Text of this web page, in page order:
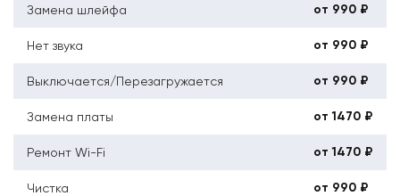
Замена шлейфа от 990 ₽
Нет звука от 990 ₽
Выключается/Перезагружается от 990 ₽
Замена платы от 1470 ₽
Ремонт Wi-Fi от 1470 ₽
Чистка от 990 ₽